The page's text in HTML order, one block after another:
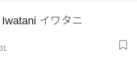
イワタニ